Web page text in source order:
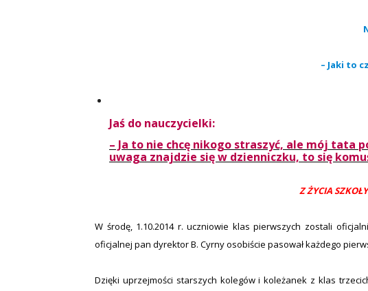
– Jaki to
Jaś do nauczycielki:
– Ja to nie chcę nikogo straszyć, ale mój tata
uwaga znajdzie się w dzienniczku, to się
Z ŻYCIA SZKOŁY
W środę, 1.10.2014 r. uczniowie klas pierwszych zostali
oficjalnej pan dyrektor B. Cyrny osobiście pasował każdego
Dzięki uprzejmości starszych kolegów i koleżanek z klas